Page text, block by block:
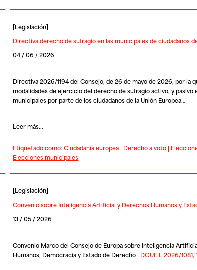
[Legislación]
Directiva derecho de sufragio en las municipales de ciudadanos
04 / 06 / 2026
Directiva 2026/1194 del Consejo, de 26 de mayo de 2026, por la
modalidades de ejercicio del derecho de sufragio activo, y pasivo
municipales por parte de los ciudadanos de la Unión Europea…
Leer más...
Etiquetado como:Ciudadanía europea | Derecho a voto |
Elecciones municipales
[Legislación]
Convenio sobre Inteligencia Artificial y Derechos Humanos y
13 / 05 / 2026
Convenio Marco del Consejo de Europa sobre Inteligencia
Humanos, Democracia y Estado de Derecho | DOUE L 2026/1081,